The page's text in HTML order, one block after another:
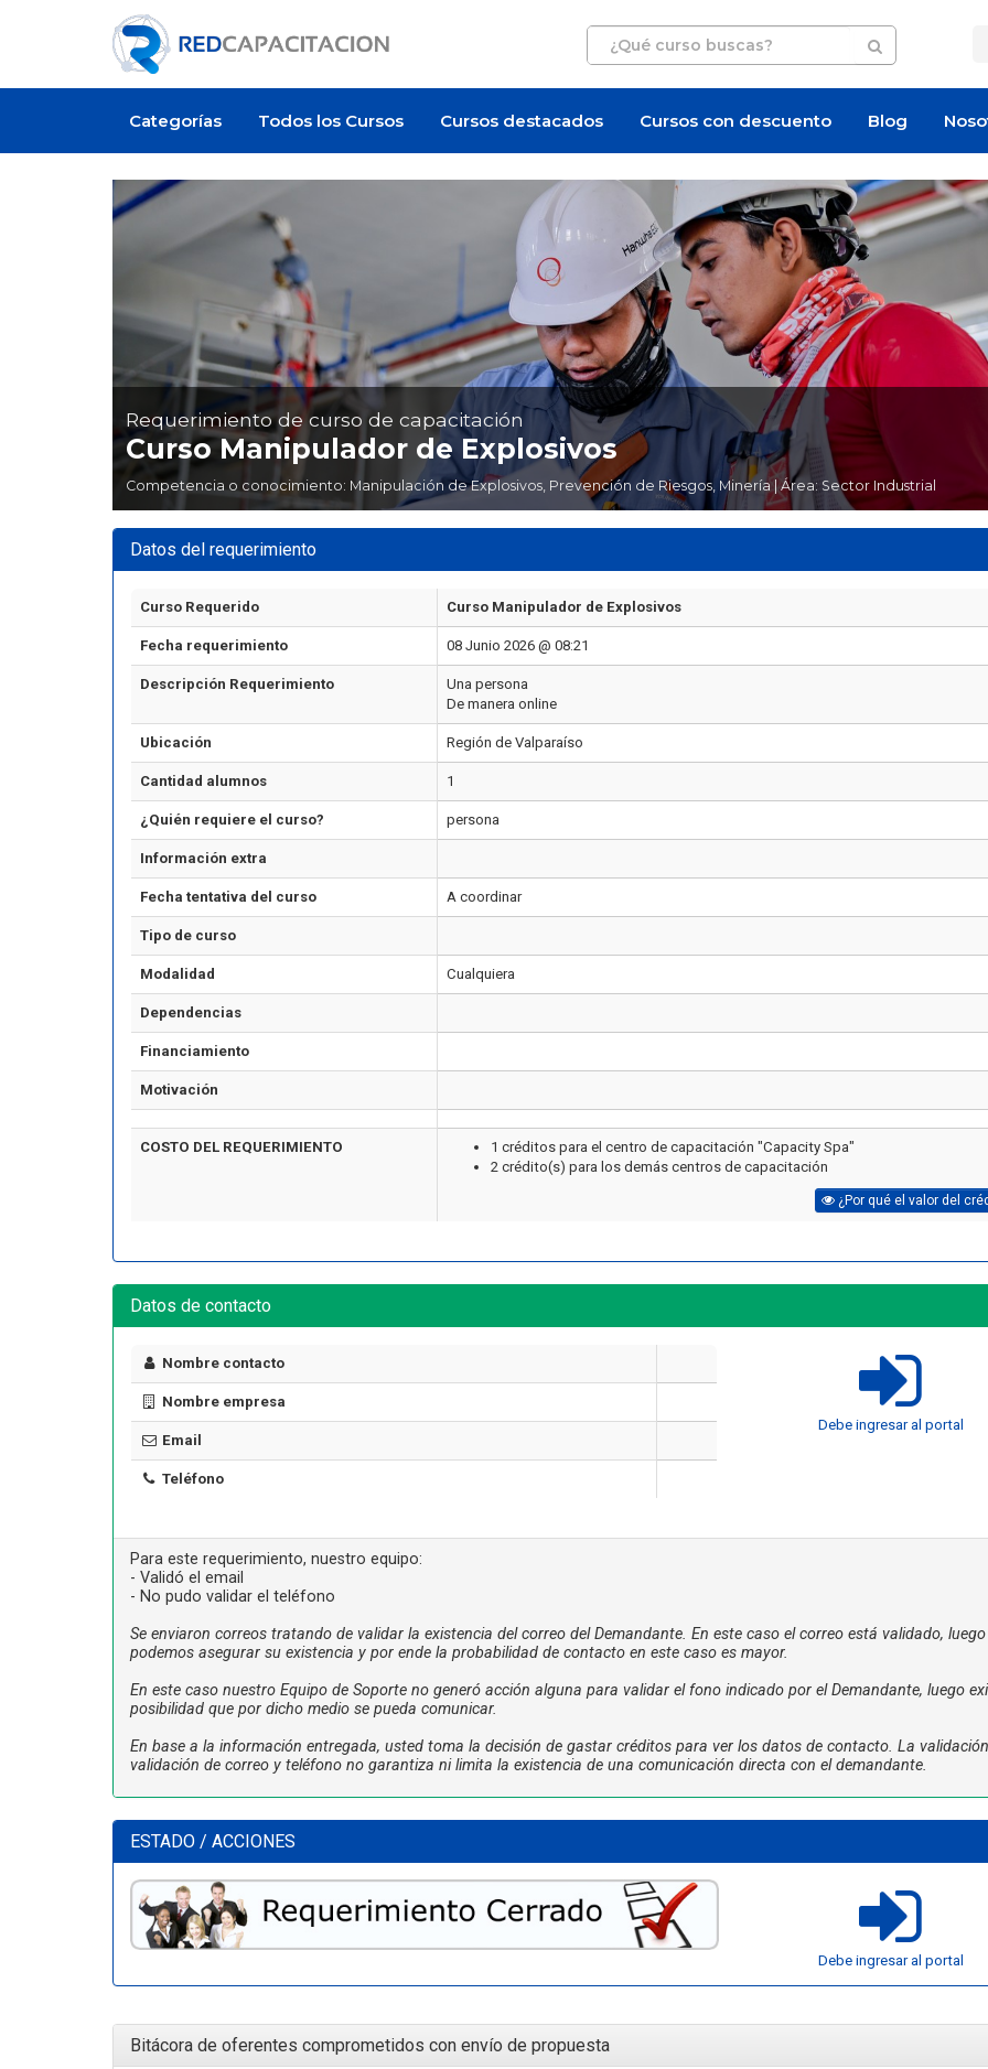
Categorías Todos los Cursos Cursos destacados Cursos con descuento Blog
Requerimiento de curso de capacitación
Curso Manipulador de Explosivos
Competencia o conocimiento: Manipulación de Explosivos, Prevención de Riesgos, Minería | Área: Sector Industrial
Datos del requerimiento
Curso Requerido Curso Manipulador de Explosivos
Fecha requerimiento 08 Junio 2026 @ 08:21
Descripción Requerimiento
Una persona
De manera online
Ubicación Región de Valparaíso
Cantidad alumnos 1
¿Quién requiere el curso? persona
Información extra
Fecha tentativa del curso A coordinar
Tipo de curso
Modalidad Cualquiera
Dependencias
Financiamiento
Motivación
COSTO DEL REQUERIMIENTO
1 créditos para el centro de capacitación "Capacity Spa"
2 crédito(s) para los demás centros de capacitación
¿Por qué el valor del
Datos de contacto
Nombre contacto
Nombre empresa
Email
Teléfono
Debe ingresar al portal
Para este requerimiento, nuestro equipo:
- Validó el email
- No pudo validar el teléfono
Se enviaron correos tratando de validar la existencia del correo del Demandante. En este caso el correo está validado, luego
podemos asegurar su existencia y por ende la probabilidad de contacto en este caso es mayor.
En este caso nuestro Equipo de Soporte no generó acción alguna para validar el fono indicado por el Demandante, luego
posibilidad que por dicho medio se pueda comunicar.
En base a la información entregada, usted toma la decisión de gastar créditos para ver los datos de contacto. La
validación de correo y teléfono no garantiza ni limita la existencia de una comunicación directa con el demandante.
ESTADO / ACCIONES
Debe ingresar al portal
Bitácora de oferentes comprometidos con envío de propuesta
una Brigada de
en tu Empresa
¿Cuánto cuesta certificarse en
seguridad industrial en Chile
10 cursos
manejo de extintores en Chile
incluye cada opción
¿Cuánto dura un
y manejo de